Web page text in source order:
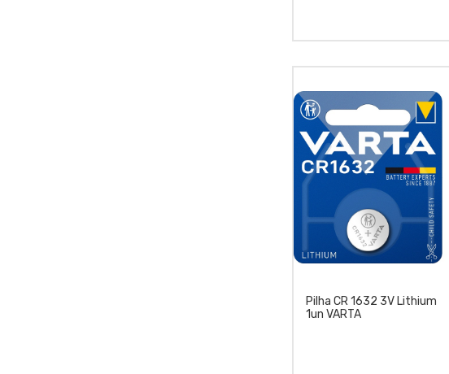
Pilha CR 1632 3V Lithium
1un VARTA